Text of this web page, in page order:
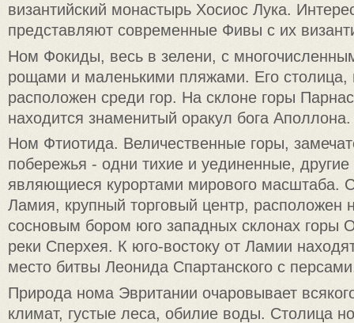
византийский монастырь Хосиос Лука.
представляют современные Фивы с их
Ном Фокиды, весь в зелени, с
рощами и маленькими пляжами. Его столица,
расположен среди гор. На склоне горы
находится знаменитый оракул бога Аполлона.
Ном Фтиотида. Величественные горы,
побережья - одни тихие и уединенные,
являющиеся курортами мирового масштаба.
Ламия, крупный торговый центр, расположен
сосновым бором юго западных склонах горы
реки Сперхея. К юго-востоку от Ламии
место битвы Леонида Спартанского с
Природа нома Эвритании очаровывает
климат, густые леса, обилие воды. Столица